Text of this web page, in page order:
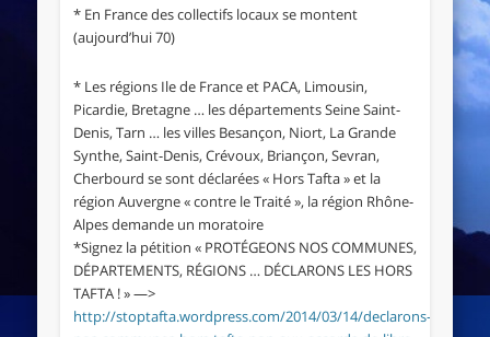
* En France des collectifs locaux se montent
(aujourd’hui 70)
* Les régions Ile de France et PACA, Limousin,
Picardie, Bretagne … les départements Seine Saint-
Denis, Tarn … les villes Besançon, Niort, La Grande
Synthe, Saint-Denis, Crévoux, Briançon, Sevran,
Cherbourd se sont déclarées « Hors Tafta » et la
région Auvergne « contre le Traité », la région Rhône-
Alpes demande un moratoire
*Signez la pétition « PROTÉGEONS NOS COMMUNES,
DÉPARTEMENTS, RÉGIONS … DÉCLARONS LES HORS
TAFTA ! » —>
http://stoptafta.wordpress.com/2014/03/14/declarons-